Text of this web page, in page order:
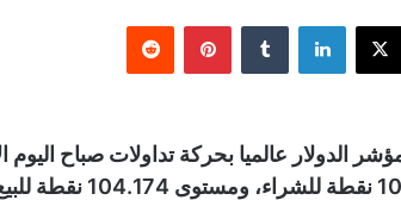
لينكدإن بينتيريست
للبيع.